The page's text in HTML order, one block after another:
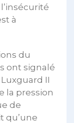
à
du
ont signalé
II
la pression
de
qu’une